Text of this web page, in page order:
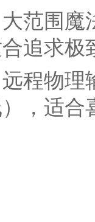
范围
追求极
程物
，适